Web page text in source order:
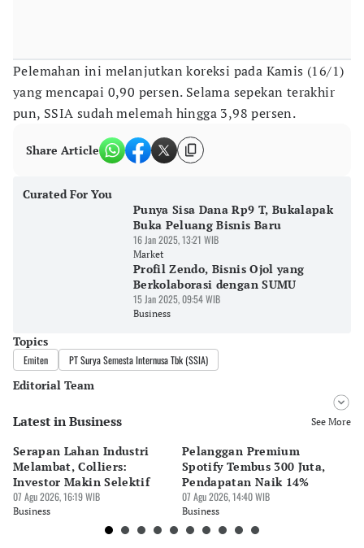
Pelemahan ini melanjutkan koreksi pada Kamis (16/1)
yang mencapai 0,90 persen. Selama sepekan terakhir
pun, SSIA sudah melemah hingga 3,98 persen.
Share Article
Curated For You
Punya Sisa Dana Rp9 T, Bukalapak
Buka Peluang Bisnis Baru
16 Jan 2025, 13:21 WIB
Market
Profil Zendo, Bisnis Ojol yang
Berkolaborasi dengan SUMU
15 Jan 2025, 09:54 WIB
Business
Topics
Emiten PT Surya Semesta Internusa Tbk (SSIA)
Editorial Team
Editor
Editor
Tanayastri Dini
Latest in Business See More
Serapan Lahan Industri
Melambat, Colliers:
Investor Makin Selektif
07 Agu 2026, 16:19 WIB
Business
Pelanggan Premium
Spotify Tembus 300 Juta,
Pendapatan Naik 14%
07 Agu 2026, 14:40 WIB
Business